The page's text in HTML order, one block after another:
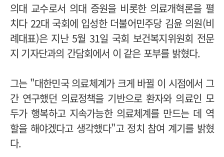
의대 교수로서 의대 증원을 비롯한 의료개혁론을 펼
치다 22대 국회에 입성한 더불어민주당 김윤 의원(비
례대표)은 지난 5월 31일 국회 보건복지위원회 전문
지 기자단과의 간담회에서 이 같은 포부를 밝혔다.
그는 "대한민국 의료체계가 크게 바뀔 이 시점에서 그
간 연구했던 의료정책을 기반으로 환자와 의료인 모
두가 행복하고 지속가능한 의료체계를 만드는 데 역
할을 해야겠다고 생각했다"고 정치 참여 계기를 밝혔
다.